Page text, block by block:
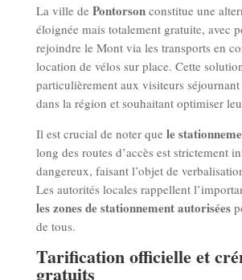
La ville de Pontorsonconstitue une
éloignée mais totalement gratuite, avec
rejoindre le Mont via les transports en
location de vélos sur place. Cette
particulièrement aux visiteurs
dans la région et souhaitant optimiser
Il est crucial de noter que le
long des routes d’accès est strictement
dangereux, faisant l’objet de
Les autorités locales rappellent
les zones de stationnement autorisées
de tous.
Tarification officielle et
gratuits